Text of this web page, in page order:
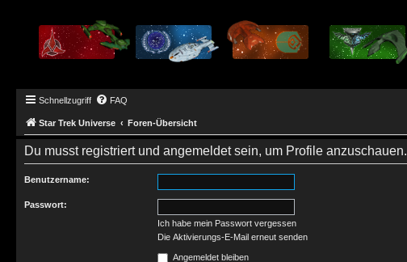
Schnellzugriff FAQ
Star Trek Universe Foren-Übersicht
Du musst registriert und angemeldet sein, um Profile anzuschauen.
Benutzername:
Passwort:
Ich habe mein Passwort vergessen
Die Aktivierungs-E-Mail erneut senden
Angemeldet bleiben